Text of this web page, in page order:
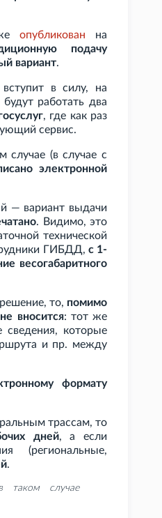
опубликован на
подачу
вариант.
в силу, на
работать два
, где как раз
сервис.
случае (в случае с
электронной
— вариант выдачи
. Видимо, это
технической
ГИБДД, с 1-
весогабаритного
то, помимо
вносится: тот же
которые
и пр. между
формату
трассам, то
дней, а если
(региональные,
.
таком случае